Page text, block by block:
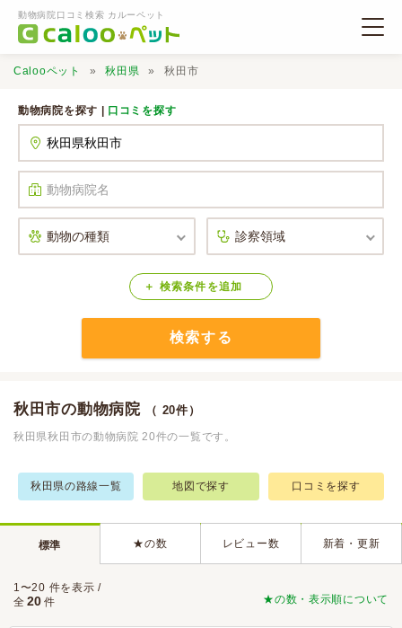
動物病院口コミ検索 カルーペット
口コミ検索
Calooペットとは？
Calooペット 秋田県 秋田市
動物病院を探す | 口コミを探す
検索条件 を追加
検索する
秋田市の動物病院 （ 20件）
秋田県秋田市の動物病院 20件の一覧です。
秋田県の路線一覧 地図で探す 口コミを探す
標準 ★の数 レビュー数 新着・更新
★の数・表示順について
1〜20 件を表示 /
全 20 件